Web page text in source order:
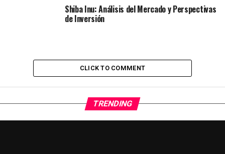
Shiba Inu: Análisis del Mercado y Perspectivas
de Inversión
CLICK TO COMMENT
TRENDING